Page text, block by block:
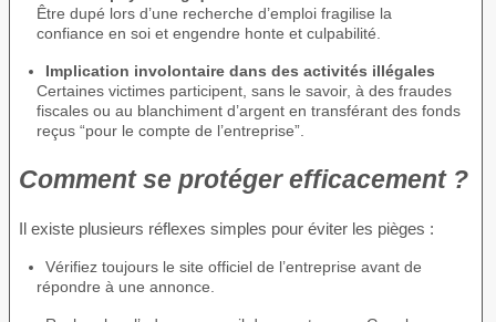
Être dupé lors d’une recherche d’emploi fragilise la
confiance en soi et engendre honte et culpabilité.
Implication involontaire dans des activités illégales
Certaines victimes participent, sans le savoir, à des fraudes
fiscales ou au blanchiment d’argent en transférant des fonds
reçus “pour le compte de l’entreprise”.
Comment se protéger efficacement ?
Il existe plusieurs réflexes simples pour éviter les pièges :
Vérifiez toujours le site officiel de l’entreprise avant de
répondre à une annonce.